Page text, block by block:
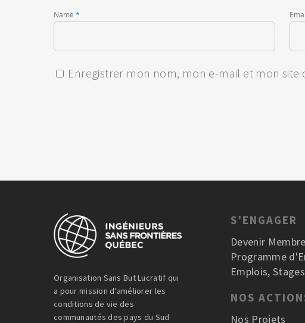
Name *
Enregistrer mon nom, mon e-mail et mon
Organisation Sans But Lucratif qui
a pour mission d’améliorer les
conditions de vie des
communautés des pays du Sud
S’ENGAGER
Devenir Membre
Programme
Emplois,
NOS
Nos Projets